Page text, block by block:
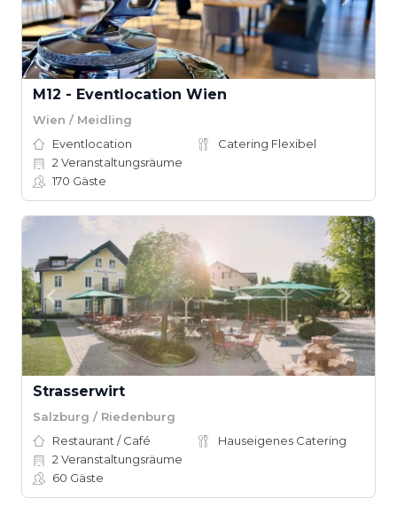
M12 - Eventlocation Wien
Wien / Meidling
Eventlocation
Catering Flexibel
2 Veranstaltungsräume
170 Gäste
Strasserwirt
Salzburg / Riedenburg
Restaurant / Café
Hauseigenes Catering
2 Veranstaltungsräume
60 Gäste